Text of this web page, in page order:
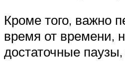
Кроме того, важно
время от времени,
достаточные